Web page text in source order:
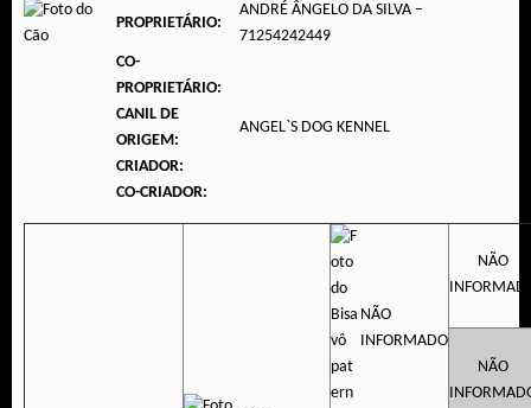
PROPRIETÁRIO:
ANDRÉ ÂNGELO DA SILVA –
71254242449
CO-
PROPRIETÁRIO:
CANIL DE
ORIGEM:
ANGEL`S DOG KENNEL
CRIADOR:
CO-CRIADOR:
NÃO
INFORMADO
NÃO
NÃO